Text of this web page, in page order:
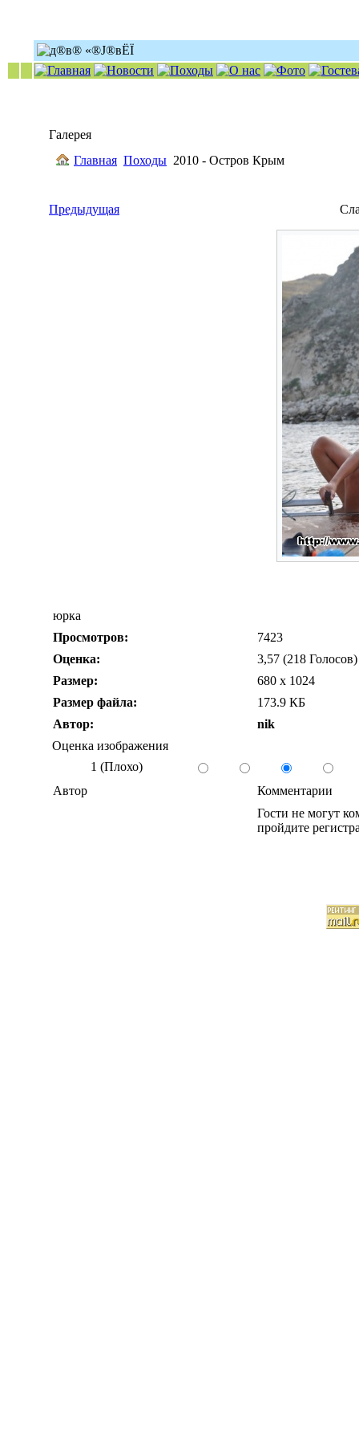
Галерея
Главная Походы 2010 - Остров Крым
Предыдущая
юрка
Просмотров:
7423
Оценка:
3,57 (218 Голосов)
Размер:
680 x 1024
Размер файла:
173.9 КБ
Автор:
nik
Оценка изображения
1 (Плохо)
Автор
Комментарии
Гости не могут
пройдите